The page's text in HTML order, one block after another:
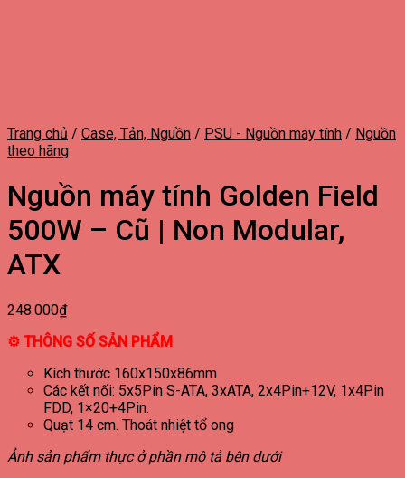
Trang chủ / Case, Tản, Nguồn / PSU - Nguồn máy tính / Nguồn
theo hãng
Nguồn máy tính Golden Field
500W – Cũ | Non Modular,
ATX
248.000₫
⚙ THÔNG SỐ SẢN PHẨM
Kích thước 160x150x86mm
Các kết nối: 5x5Pin S-ATA, 3xATA, 2x4Pin+12V, 1x4Pin
FDD, 1×20+4Pin.
Quạt 14 cm. Thoát nhiệt tổ ong
Ảnh sản phẩm thực ở phần mô tả bên dưới